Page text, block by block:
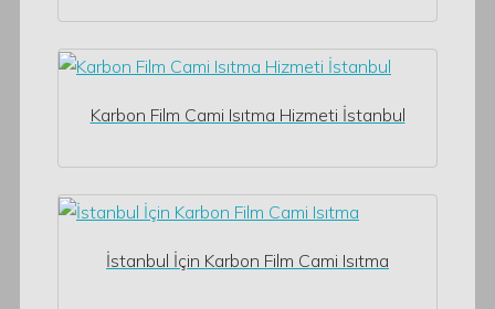
Karbon Film Cami Isıtma Hizmeti İstanbul
İstanbul İçin Karbon Film Cami Isıtma